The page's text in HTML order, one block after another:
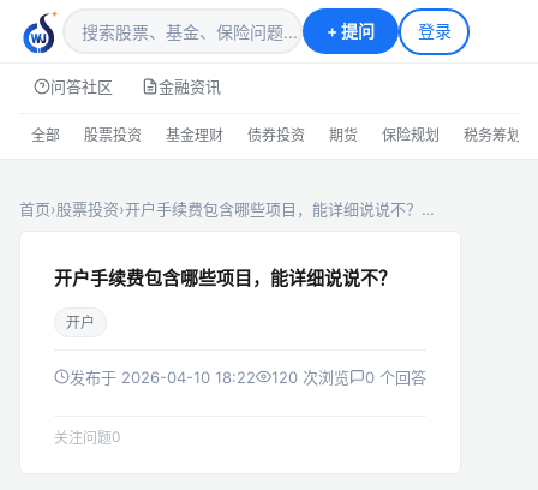
+提问 登录
问答社区 金融资讯
全部 股票投资 基金理财 债券投资 期货 保险规划 税务筹划
首页›股票投资›开户手续费包含哪些项目，能详细说说不？…
开户手续费包含哪些项目，能详细说说不？
开户
发布于 2026-04-10 18:22 120 次浏览 0 个回答
关注问题0